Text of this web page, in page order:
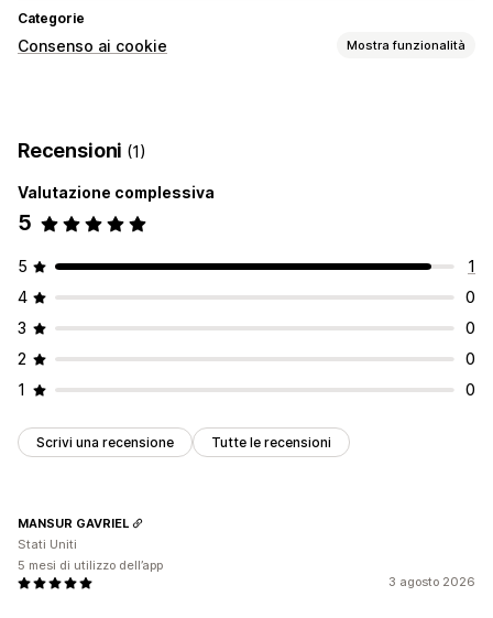
Categorie
Consenso ai cookie Mostra funzionalità
Registri dei consensi Scanner dei cookie
Gestione dei dati
Normativa
CCPA CPRA GDPR
Recensioni (1)
Valutazione complessiva
5
5
1
4
0
3
0
2
0
1
0
Scrivi una recensione Tutte le recensioni
3 agosto 2026
MANSUR GAVRIEL
Stati Uniti
5 mesi di utilizzo dell’app